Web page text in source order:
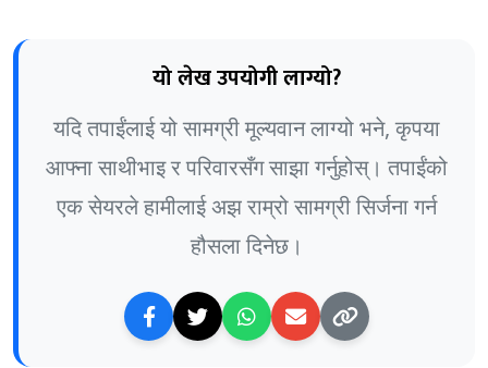
यो लेख उपयोगी लाग्यो?
यदि तपाईंलाई यो सामग्री मूल्यवान लाग्यो भने, कृपया
आफ्ना साथीभाइ र परिवारसँग साझा गर्नुहोस्। तपाईंको
एक सेयरले हामीलाई अझ राम्रो सामग्री सिर्जना गर्न
हौसला दिनेछ।